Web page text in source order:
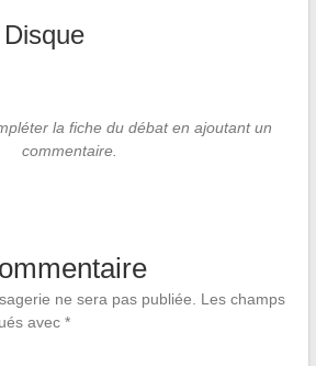
la fiche du débat en ajoutant un
commentaire.
ne sera pas publiée.
Les champs
avec *